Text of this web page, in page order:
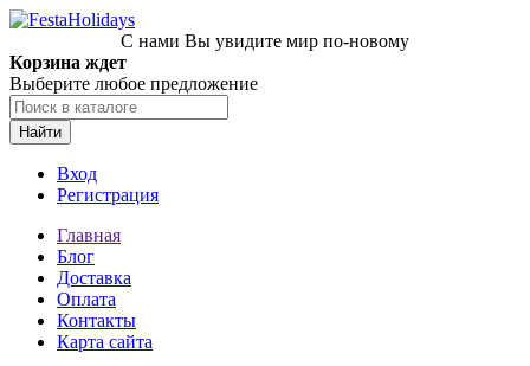
С нами Вы увидите мир по-новому
Корзина ждет
Выберите любое предложение
Найти
Вход
Регистрация
Главная
Блог
Доставка
Оплата
Контакты
Карта сайта